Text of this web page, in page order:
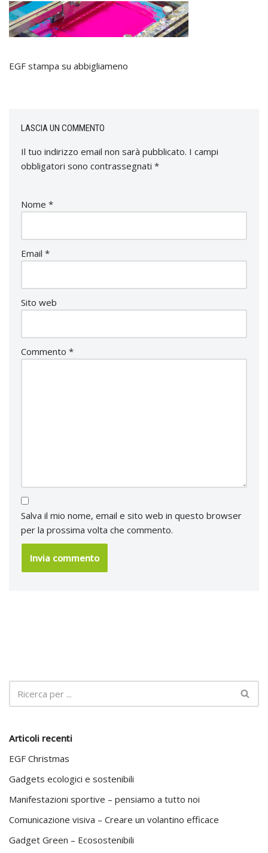
EGF stampa su abbigliameno
LASCIA UN COMMENTO
Il tuo indirizzo email non sarà pubblicato. I campi
obbligatori sono contrassegnati *
Nome *
Email *
Sito web
Commento *
Salva il mio nome, email e sito web in questo browser
per la prossima volta che commento.
Articoli recenti
EGF Christmas
Gadgets ecologici e sostenibili
Manifestazioni sportive – pensiamo a tutto noi
Comunicazione visiva – Creare un volantino efficace
Gadget Green – Ecosostenibili